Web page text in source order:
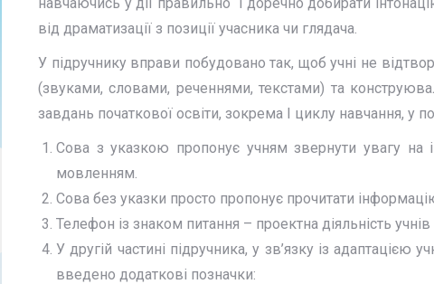
від драматизації з позиції учасника чи глядача.
У підручнику вправи побудовано так, щоб учні не
(звуками, словами, реченнями, текстами) та
завдань початкової освіти, зокрема І циклу навчання, у
Сова з указкою пропонує учням звернути увагу на
мовленням.
Сова без указки просто пропонує прочитати
Телефон із знаком питання – проектна діяльність
У другій частині підручника, у зв’язку із адаптацією
введено додаткові позначки: